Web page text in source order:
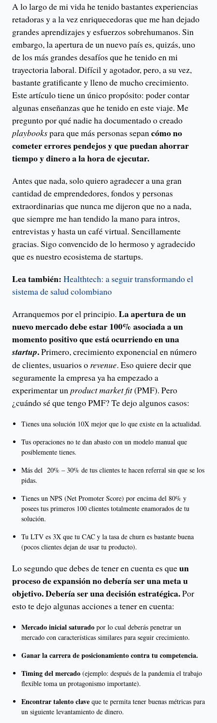
A lo largo de mi vida he tenido bastantes experiencias
retadoras y a la vez enriquecedoras que me han dejado
grandes aprendizajes y esfuerzos sobrehumanos. Sin
embargo, la apertura de un nuevo país es, quizás, uno
de los más grandes desafíos que he tenido en mi
trayectoria laboral. Difícil y agotador, pero, a su vez,
bastante gratificante y lleno de mucho crecimiento.
Este artículo tiene un único propósito: poder contar
algunas enseñanzas que he tenido en este viaje. Me
pregunto por qué nadie ha documentado o creado
playbookspara que más personas sepancómo no
cometer errores pendejos y que puedan ahorrar
tiempo y dinero a la hora de ejecutar.
Antes que nada, solo quiero agradecer a una gran
cantidad de emprendedores, fondos y personas
extraordinarias que nunca me dijeron que no a nada,
que siempre me han tendido la mano para intros,
entrevistas y hasta un café virtual. Sencillamente
gracias. Sigo convencido de lo hermoso y agradecido
que es nuestro ecosistema de startups.
Lea también: Healthtech: a seguir transformando el
sistema de salud colombiano
Arranquemos por el principio. La apertura de un
nuevo mercado debe estar 100% asociada a un
momento positivo que está ocurriendo en una
startup.Primero, crecimiento exponencial en número
de clientes, usuarios o revenue. Eso quiere decir que
seguramente la empresa ya ha empezado a
experimentar unproduct market fit(PMF). Pero
¿cuándo sé que tengo PMF? Te dejo algunos casos:
Tienes una solución 10X mejor que lo que existe en la actualidad.
Tus operaciones no te dan abasto con un modelo manual que
posiblemente tienes.
Más del 20% – 30% de tus clientes te hacen referral sin que se los
pidas.
Tienes un NPS (Net Promoter Score) por encima del 80% y
posees tus primeros 100 clientes totalmente enamorados de tu
solución.
Tu LTV es 3X que tu CAC y la tasa de churn es bastante buena
(pocos clientes dejan de usar tu producto).
Lo segundo que debes de tener en cuenta es queun
proceso de expansión no debería ser una meta u
objetivo. Debería ser una decisión estratégica.Por
esto te dejo algunas acciones a tener en cuenta:
Mercado inicial saturado por lo cual deberás penetrar un
mercado con características similares para seguir crecimiento.
Ganar la carrera de posicionamiento contra tu competencia.
Timing del mercado (ejemplo: después de la pandemia el trabajo
flexible toma un protagonismo importante).
Encontrar talento clave que te permita tener buenas métricas para
un siguiente levantamiento de dinero.